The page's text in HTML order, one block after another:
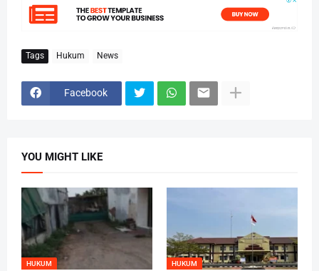
Tags Hukum News
Facebook
YOU MIGHT LIKE
HUKUM HUKUM